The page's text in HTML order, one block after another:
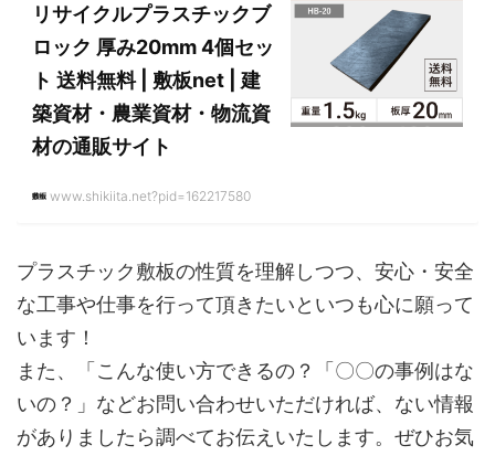
リサイクルプラスチックブ
ロック 厚み20mm 4個セッ
ト 送料無料 | 敷板net | 建
築資材・農業資材・物流資
材の通販サイト
www.shikiita.net?pid=162217580
プラスチック敷板の性質を理解しつつ、安心・安全
な工事や仕事を行って頂きたいといつも心に願って
います！
また、「こんな使い方できるの？「〇〇の事例はな
いの？」などお問い合わせいただければ、ない情報
がありましたら調べてお伝えいたします。ぜひお気